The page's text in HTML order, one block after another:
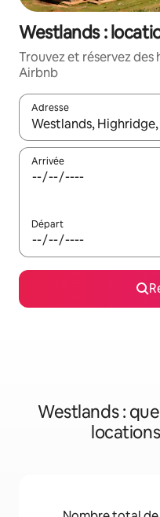
Westlands :
Trouvez et réservez
Airbnb
Adresse
Lorsque les résultats
Arrivée
Départ
Westlands :